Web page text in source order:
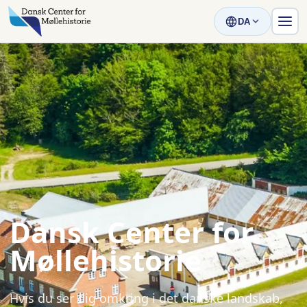
DA
Dansk Center for
Møllehistorie
Hvis du ser dig omkring i det danske landskab,